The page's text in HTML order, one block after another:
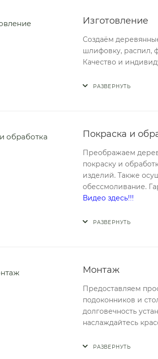
Изготовление
Создаём
шлифовку, распил,
Качество и
РАЗВЕРНУТЬ
Покраска и
Преображаем
покраску и
изделий. Также
обессмоливание.
Видео здесь!!!
РАЗВЕРНУТЬ
Монтаж
Предоставляем
подоконников и
долговечность
наслаждайтесь
РАЗВЕРНУТЬ